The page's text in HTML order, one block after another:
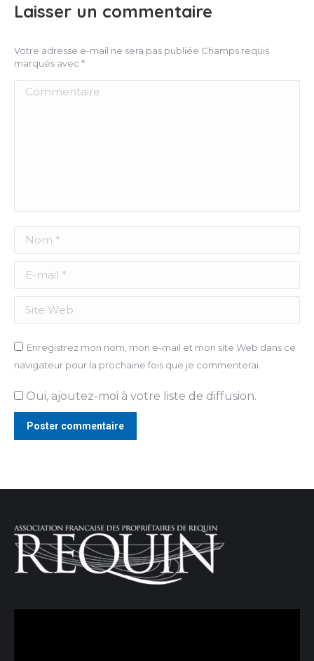
Laisser un commentaire
Votre adresse e-mail ne sera pas publiée Champs requis
marqués avec *
Commentaire
Nom *
E-mail *
Site Web
Enregistrez mon nom, mon e-mail et mon site Web dans ce
navigateur pour la prochaine fois que je commenterai.
Oui, ajoutez-moi à votre liste de diffusion.
Poster commentaire